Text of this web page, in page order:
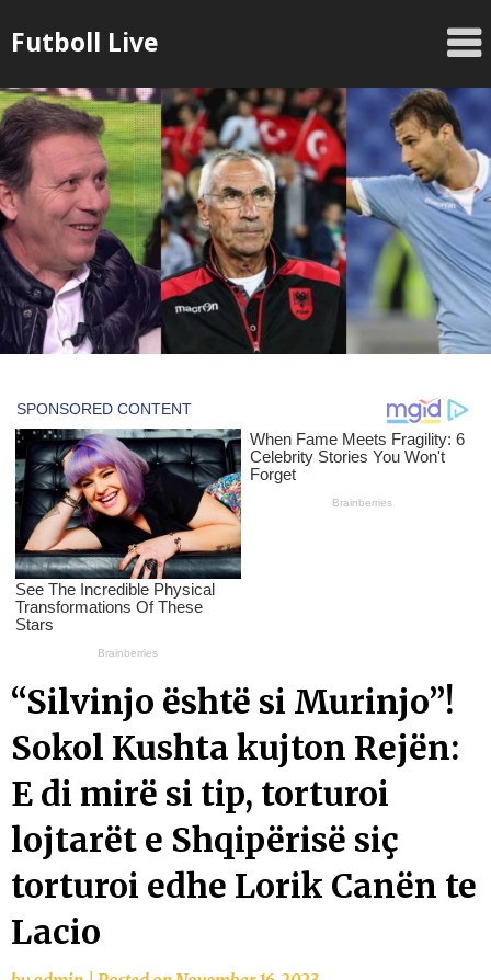
toFutboll Live
“Silvinjo është si Murinjo”!
Sokol Kushta kujton Rejën:
E di mirë si tip, torturoi
lojtarët e Shqipërisë siç
torturoi edhe Lorik Canën te
Lacio